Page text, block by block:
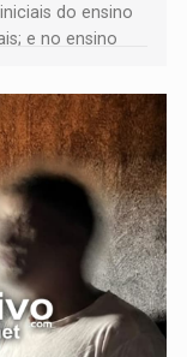
do ensino
e no ensino